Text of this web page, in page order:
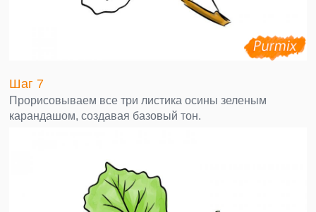
Шаг 7
Прорисовываем все три листика осины зеленым
карандашом, создавая базовый тон.